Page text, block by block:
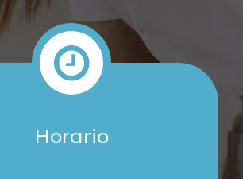
Horario